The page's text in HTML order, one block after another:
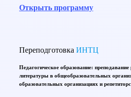
Открыть программу
Переподготовка ИНТЦ
Педагогическое образование:
литературы в общеобразовательных
образовательных организациях и